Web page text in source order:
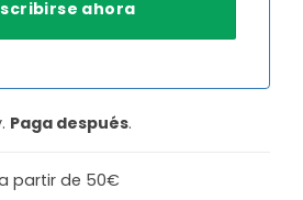
Paga después.
partir de 50€